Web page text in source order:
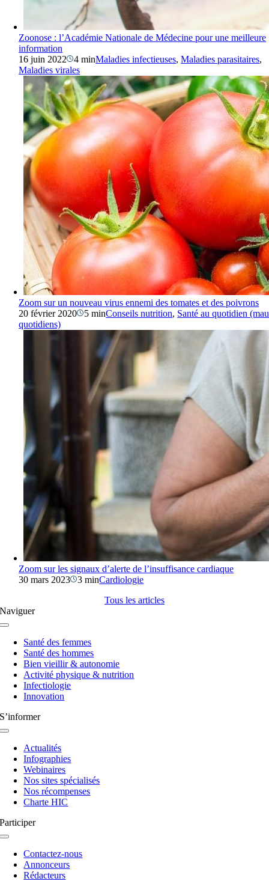
Zoonose : l’Académie Nationale de Médecine pour une meilleure
information
16 juin 2022
4 minMaladies infectieuses,Maladies parasitaires,
Maladies virales
Zoom sur un nouveau virus ennemi des tomates et des poivrons
20 février 2020
5 minConseils nutrition, Santé au quotidien
quotidiens)
Zoom sur les signaux d’alerte de l’insuffisance cardiaque
30 mars 2023
3 minCardiologie
Tous les articles
Naviguer
Navigation
basculeSanté des femmes
Santé des hommes
Bien vieillir & autonomie
Activité physique & nutrition
Infectiologie
Innovation
S’informer
Navigation
basculeActualités
Infographies
Webinaires
Nos sites spécialisés
Nos récompenses
Charte HIC
Participer
Navigation
basculeContactez-nous
Annonceurs
Rédacteurs